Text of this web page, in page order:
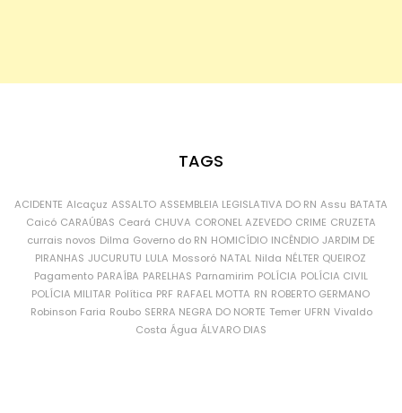
TAGS
ACIDENTE Alcaçuz ASSALTO ASSEMBLEIA LEGISLATIVA DO RN Assu BATATA
Caicó CARAÚBAS Ceará CHUVA CORONEL AZEVEDO CRIME CRUZETA
currais novos Dilma Governo do RN HOMICÍDIO INCÊNDIO JARDIM DE
PIRANHAS JUCURUTU LULA Mossoró NATAL Nilda NÉLTER QUEIROZ
Pagamento PARAÍBA PARELHAS Parnamirim POLÍCIA POLÍCIA CIVIL
POLÍCIA MILITAR Política PRF RAFAEL MOTTA RN ROBERTO GERMANO
Robinson Faria Roubo SERRA NEGRA DO NORTE Temer UFRN Vivaldo
Costa Água ÁLVARO DIAS